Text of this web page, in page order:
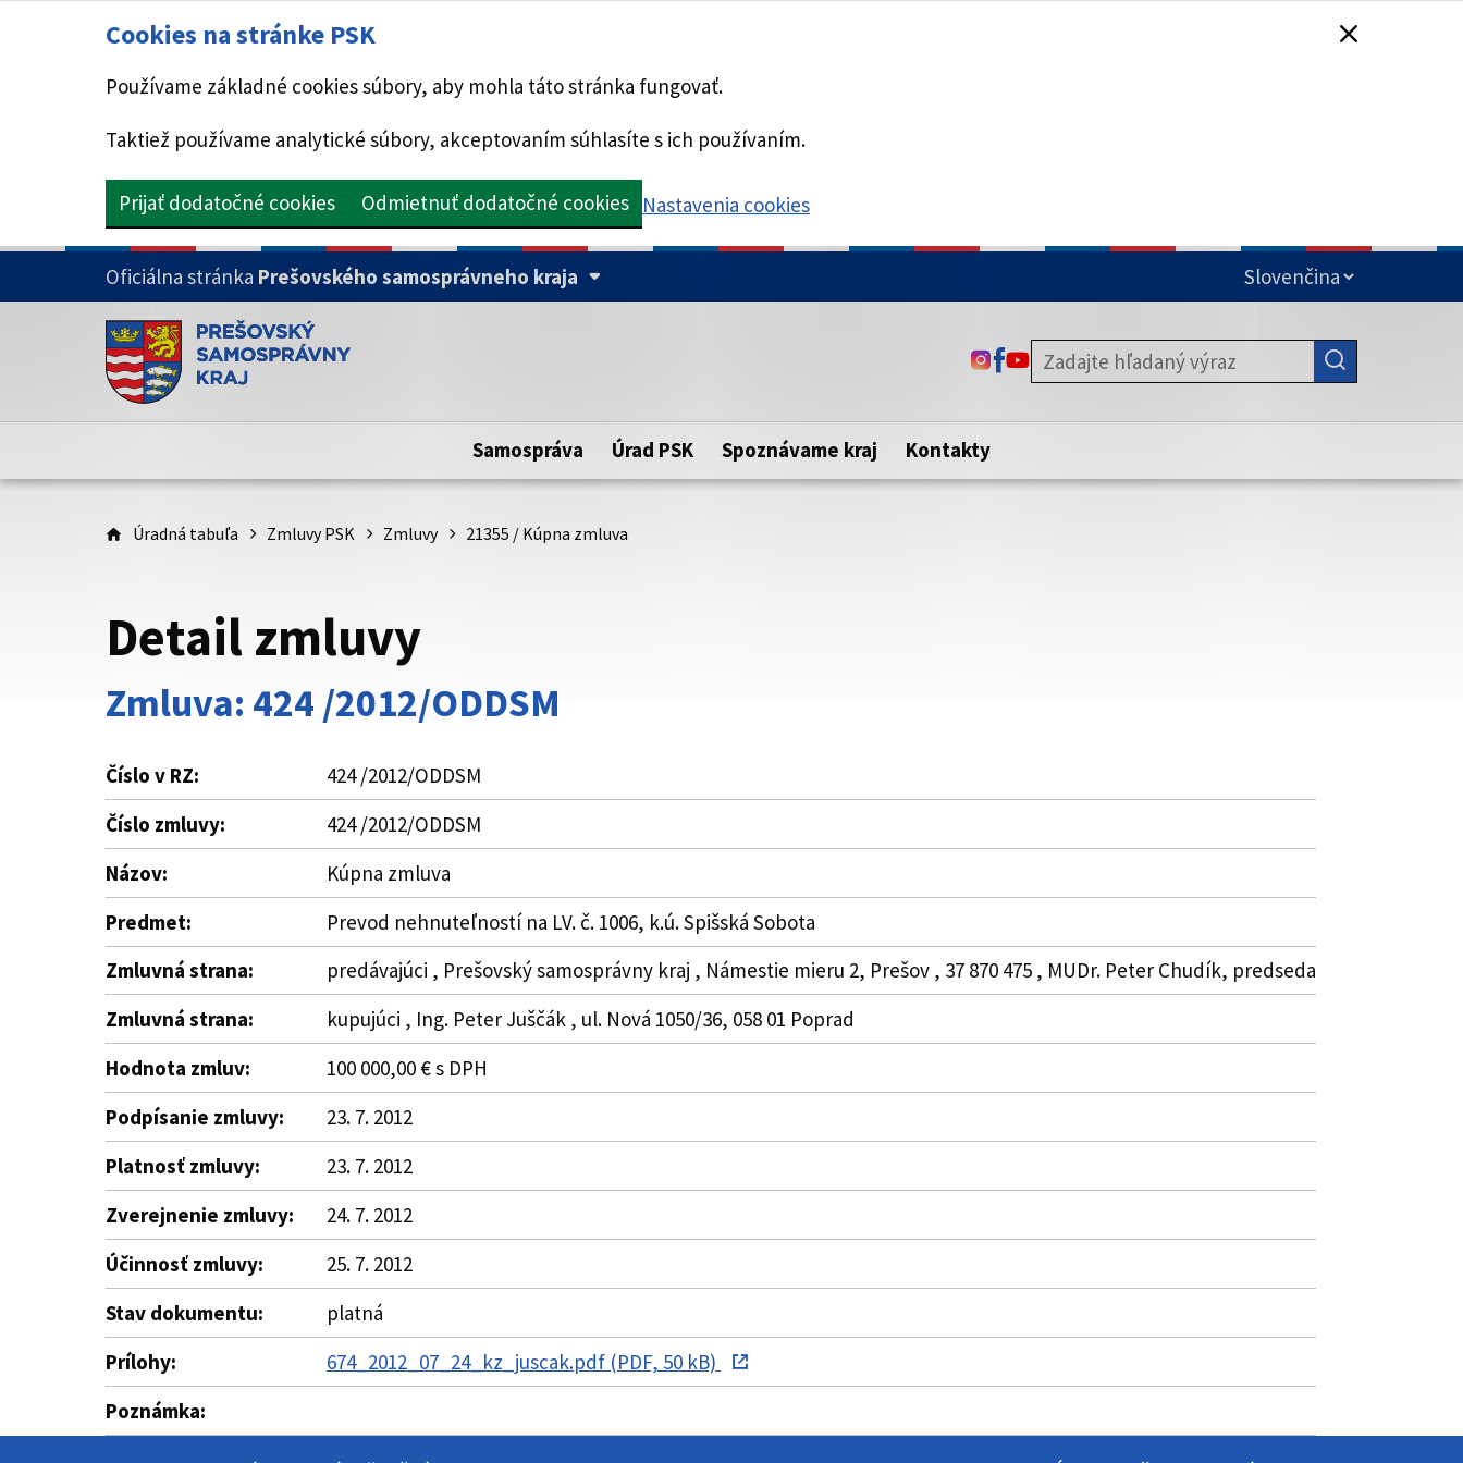
Cookies na stránke PSK
Používame základné cookies súbory, aby mohla táto stránka fungovať.
Taktiež používame analytické súbory, akceptovaním súhlasíte s ich používaním.
Prijať dodatočné cookies Odmietnuť dodatočné cookies Nastavenia cookies
PRESKOČIŤ NA HLAVNÝ OBSAH
Oficiálna stránka Prešovského samosprávneho kraja
Doména psk.sk je oficiálna
Toto je oficiálna webová stránka Prešovského samosprávneho kraja.
Táto stránka je zabezpečená
zabezpečenú webovú stránku. Zabezpečená stránka vždy začína
https:// pred názvom domény webového sídla.
ODKAZ SA OTVORÍ NA NOVEJ KARTE
ODKAZ SA OTVORÍ NA NOVEJ KARTE
ODKAZ SA OTVORÍ NA NOVEJ KARTE
Samospráva Úrad PSK Spoznávame kraj Kontakty
Úradná tabuľa Zmluvy PSK Zmluvy 21355 / Kúpna zmluva
Detail zmluvy
Zmluva: 424 /2012/ODDSM
Číslo v RZ:
424 /2012/ODDSM
Číslo zmluvy:
424 /2012/ODDSM
Názov:
Kúpna zmluva
Predmet:
Prevod nehnuteľností na LV. č. 1006, k.ú. Spišská Sobota
Zmluvná strana:
predávajúci , Prešovský samosprávny kraj , Námestie mieru 2, Prešov , 37 870 475 , MUDr. Peter Chudík, predseda
Zmluvná strana:
kupujúci , Ing. Peter Juščák , ul. Nová 1050/36, 058 01 Poprad
Hodnota zmluv:
100 000,00 € s DPH
Podpísanie zmluvy:
23. 7. 2012
Platnosť zmluvy:
23. 7. 2012
Zverejnenie zmluvy:
24. 7. 2012
Účinnosť zmluvy:
25. 7. 2012
Stav dokumentu:
platná
Prílohy:
674_2012_07_24_kz_juscak.pdf (PDF, 50 kB)
Poznámka: